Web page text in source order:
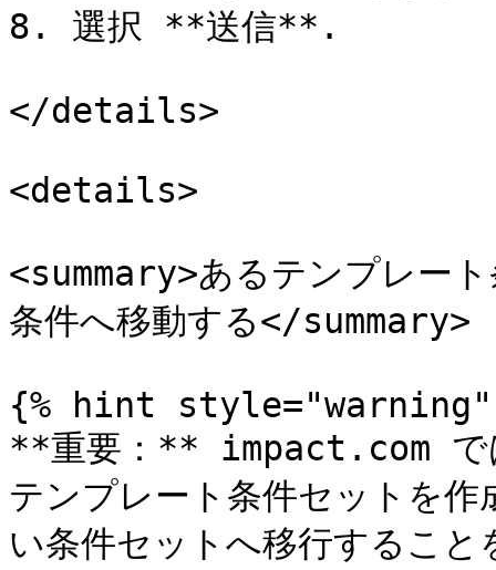
8. 選択 **送信**.
</details>
<details>
<summary>あるテンプレー
条件へ移動する</summary>
{% hint style="warning"
**重要：** impact.com で
テンプレート条件セットを
い条件セットへ移行するこ